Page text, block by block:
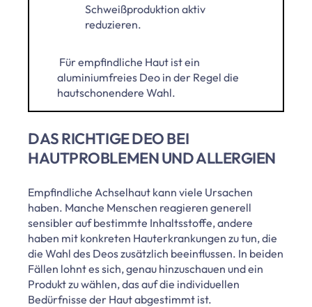
Schweißproduktion aktiv
reduzieren.
Für empfindliche Haut ist ein
aluminiumfreies Deo in der Regel die
hautschonendere Wahl.
DAS RICHTIGE DEO BEI
HAUTPROBLEMEN UND ALLERGIEN
Empfindliche Achselhaut kann viele Ursachen
haben. Manche Menschen reagieren generell
sensibler auf bestimmte Inhaltsstoffe, andere
haben mit konkreten Hauterkrankungen zu tun, die
die Wahl des Deos zusätzlich beeinflussen. In beiden
Fällen lohnt es sich, genau hinzuschauen und ein
Produkt zu wählen, das auf die individuellen
Bedürfnisse der Haut abgestimmt ist.